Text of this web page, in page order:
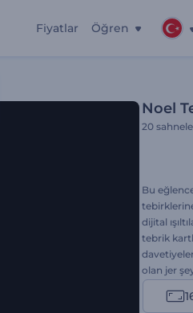
Fiyatlar Öğren
Noel
20
Bu
dijital
tebrik
olan jer